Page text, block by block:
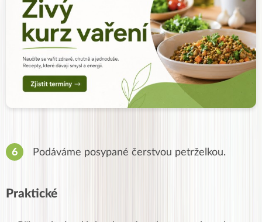
Podáváme posypané čerstvou petrželkou.
Praktické